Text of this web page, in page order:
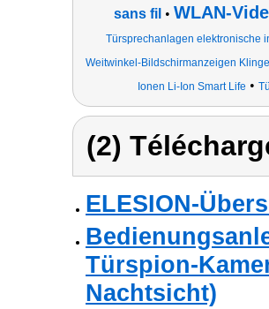
sans fil • WLAN-
Türsprechanlagen elektronische
Weitwinkel-Bildschirmanzeigen
Ionen Li-Ion Smart Life •
(2)
ELESION-
Türspion-
Nachtsicht)